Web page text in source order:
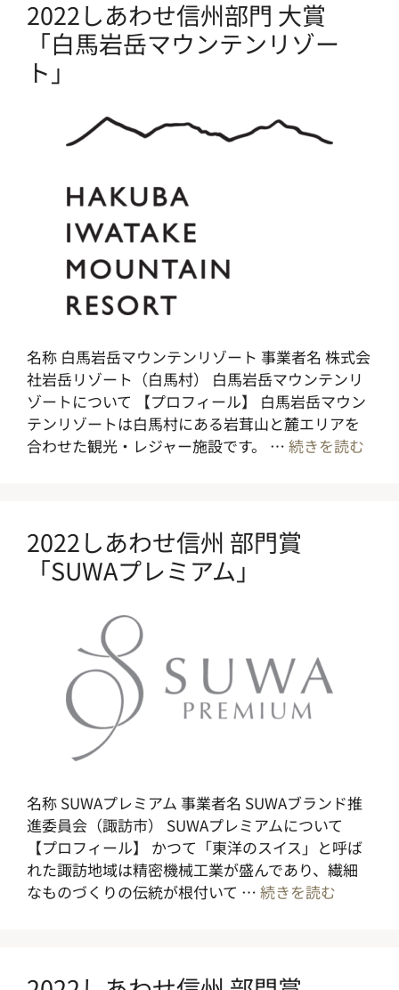
2022しあわせ信州部門 大賞
「白馬岩岳マウンテンリゾー
ト」
名称 白馬岩岳マウンテンリゾート 事業者名 株式会
社岩岳リゾート（白馬村） 白馬岩岳マウンテンリ
ゾートについて 【プロフィール】 白馬岩岳マウン
テンリゾートは白馬村にある岩茸山と麓エリアを
合わせた観光・レジャー施設です。 … 続きを読む
2022しあわせ信州 部門賞
「SUWAプレミアム」
名称 SUWAプレミアム 事業者名 SUWAブランド推
進委員会（諏訪市） SUWAプレミアムについて
【プロフィール】 かつて「東洋のスイス」と呼ば
れた諏訪地域は精密機械工業が盛んであり、繊細
なものづくりの伝統が根付いて … 続きを読む